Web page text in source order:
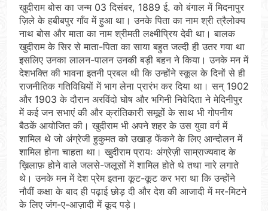
खुदीराम बोस का जन्म 03 दिसंबर, 1889 ई. को बंगाल में मिदनापुर
ज़िले के हबीबपुर गाँव में हुआ था। उनके पिता का नाम श्री त्रैलोक्य
नाथ बोस और माता का नाम श्रीमती लक्ष्मीप्रिय देवी था। बालक
खुदीराम के सिर से माता-पिता का साया बहुत जल्दी ही उतर गया था
इसलिए उनका लालन-पालन उनकी बड़ी बहन ने किया। उनके मन में
देशभक्ति की भावना इतनी प्रबल थी कि उन्होंने स्कूल के दिनों से ही
राजनीतिक गतिविधियों में भाग लेना प्रारंभ कर दिया था। सन् 1902
और 1903 के दौरान अरविंदो घोष और भगिनी निवेदिता ने मेदिनीपुर
में कई जन सभाएं की और क्रांतिकारी समूहों के साथ भी गोपनीय
बैठकें आयोजित की। खुदीराम भी अपने शहर के उस युवा वर्ग में
शामिल थे जो अंग्रेजी हुकुमत को उखाड़ फेंकने के लिए आन्दोलन में
शामिल होना चाहता था। खुदीराम प्रायः अंग्रेज़ी साम्राज्यवाद के
ख़िलाफ़ होने वाले जलसे-जलूसों में शामिल होते थे तथा नारे लगाते
थे। उनके मन में देश प्रेम इतना कूट-कूट कर भरा था कि उन्होंने
नौवीं कक्षा के बाद ही पढ़ाई छोड़ दी और देश की आजादी में मर-मिटने
के लिए जंग-ए-आज़ादी में कूद पड़े।